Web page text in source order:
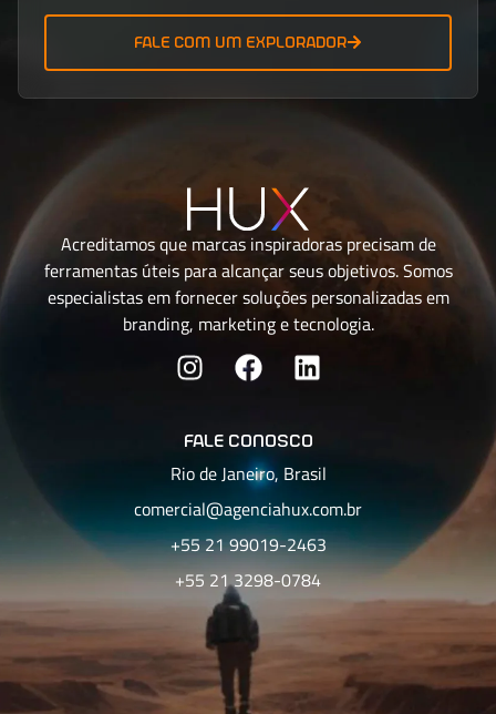
fale com um explorador
Acreditamos que marcas inspiradoras precisam de
ferramentas úteis para alcançar seus objetivos. Somos
especialistas em fornecer soluções personalizadas em
branding, marketing e tecnologia.
fale conosco
Rio de Janeiro, Brasil
comercial@agenciahux.com.br
+55 21 99019-2463
+55 21 3298-0784